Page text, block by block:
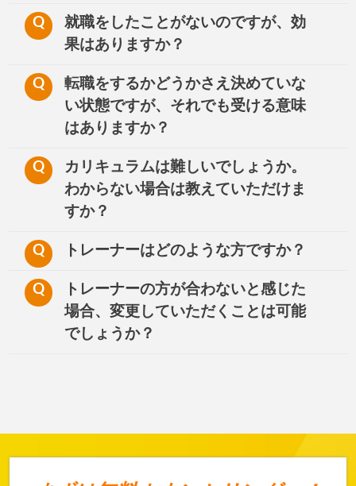
Q
就職をしたことがないのですが、効
果はありますか？
Q
転職をするかどうかさえ決めていな
い状態ですが、それでも受ける意味
はありますか？
Q
カリキュラムは難しいでしょうか。
わからない場合は教えていただけま
すか？
Q トレーナーはどのような方ですか？
Q
トレーナーの方が合わないと感じた
場合、変更していただくことは可能
でしょうか？